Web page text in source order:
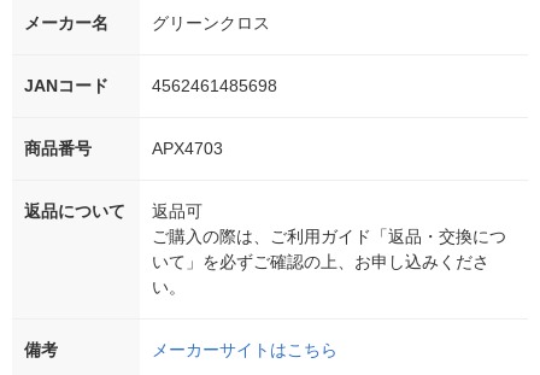
メーカー名 グリーンクロス
JANコード 4562461485698
商品番号 APX4703
返品について
返品可
ご購入の際は、ご利用ガイド「返品・交換につ
いて」を必ずご確認の上、お申し込みくださ
い。
備考 メーカーサイトはこちら